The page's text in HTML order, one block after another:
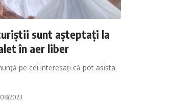
sunt aşteptaţi la
în aer liber
pe cei interesaţi că pot asista
2023